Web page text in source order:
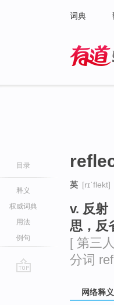
词典
目录
释义
权威词典
用法
例句
英 [rɪˈflekt]
v. 反射
思，反
[ 第三
分词
网络释义